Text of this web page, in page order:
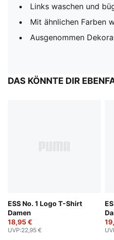
Links waschen und
Mit ähnlichen Farben
Ausgenommen
DAS KÖNNTE DIR
ESS No. 1 Logo T-Shirt
Damen
18,95 €
UVP:22,95 €